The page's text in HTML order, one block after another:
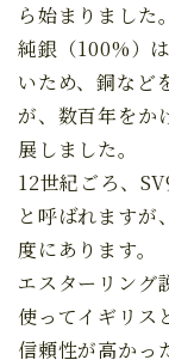
ら始まりました。
純銀（100%）
いため、銅など
が、数百年をか
展しました。
12世紀ごろ、
と呼ばれますが
度にあります。
エスターリング
使ってイギリス
信頼性が高かっ